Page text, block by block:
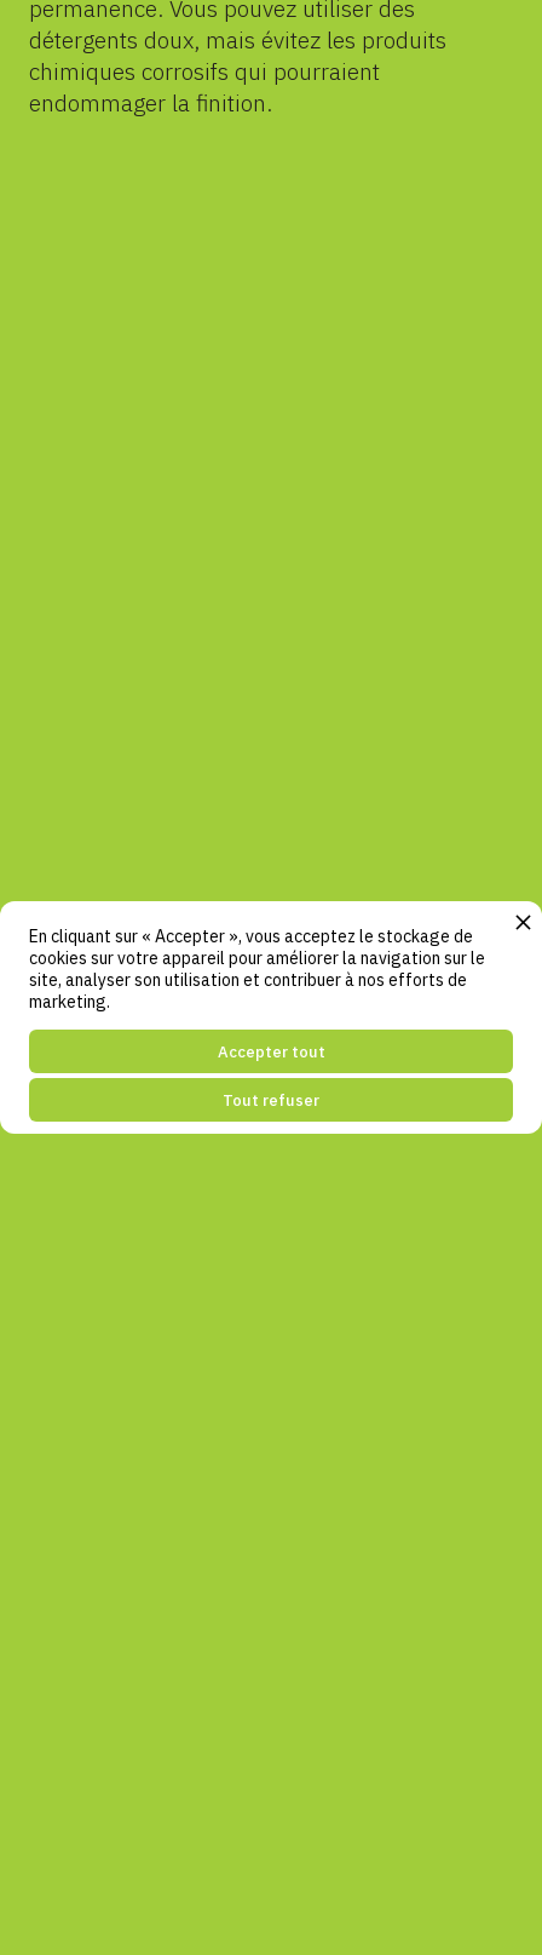
permanence. Vous pouvez utiliser des
détergents doux, mais évitez les produits
chimiques corrosifs qui pourraient
endommager la finition.
En cliquant sur « Accepter », vous acceptez le stockage de
cookies sur votre appareil pour améliorer la navigation sur le
site, analyser son utilisation et contribuer à nos efforts de
marketing.
Tout refuser
Accepter tout